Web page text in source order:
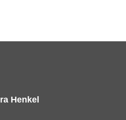
Henkel